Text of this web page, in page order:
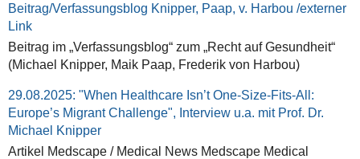
Beitrag/Verfassungsblog Knipper, Paap, v. Harbou /externer
Link
Beitrag im „Verfassungsblog“ zum „Recht auf Gesundheit“
(Michael Knipper, Maik Paap, Frederik von Harbou)
29.08.2025: "When Healthcare Isn’t One-Size-Fits-All:
Europe’s Migrant Challenge", Interview u.a. mit Prof. Dr.
Michael Knipper
Artikel Medscape / Medical News Medscape Medical